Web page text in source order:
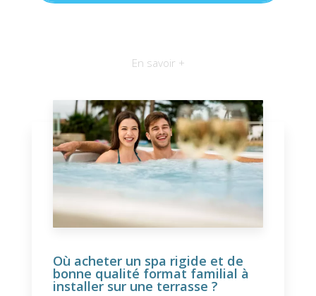
En savoir +
Où acheter un spa rigide et de
bonne qualité format familial à
installer sur une terrasse ?